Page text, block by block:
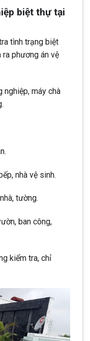
biệt thự tại
tình trạng biệt
phương án vệ
nghiệp, máy chà
nhà vệ sinh.
tường.
ban công,
kiểm tra, chỉ